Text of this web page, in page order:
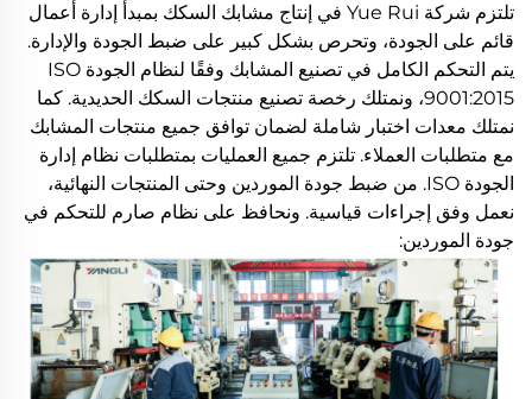
تلتزم شركة Yue Rui في إنتاج مشابك السكك بمبدأ إدارة أعمال
قائم على الجودة، وتحرص بشكل كبير على ضبط الجودة والإدارة.
يتم التحكم الكامل في تصنيع المشابك وفقًا لنظام الجودة ISO
9001:2015، ونمتلك رخصة تصنيع منتجات السكك الحديدية. كما
نمتلك معدات اختبار شاملة لضمان توافق جميع منتجات المشابك
مع متطلبات العملاء. تلتزم جميع العمليات بمتطلبات نظام إدارة
الجودة ISO. من ضبط جودة الموردين وحتى المنتجات النهائية،
نعمل وفق إجراءات قياسية. ونحافظ على نظام صارم للتحكم في
جودة الموردين: